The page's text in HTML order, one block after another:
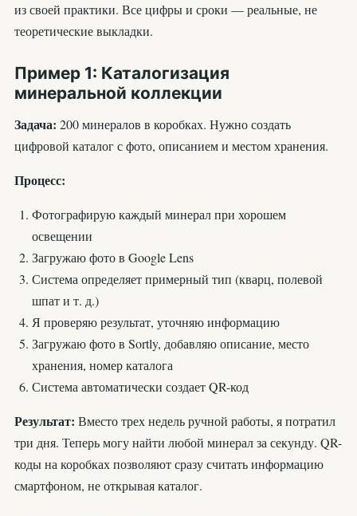
из своей практики. Все цифры и сроки — реальные, не
теоретические выкладки.
Пример 1: Каталогизация
минеральной коллекции
Задача: 200 минералов в коробках. Нужно создать
цифровой каталог с фото, описанием и местом хранения.
Процесс:
Фотографирую каждый минерал при хорошем
освещении
Загружаю фото в Google Lens
Система определяет примерный тип (кварц, полевой
шпат и т. д.)
Я проверяю результат, уточняю информацию
Загружаю фото в Sortly, добавляю описание, место
хранения, номер каталога
Система автоматически создает QR-код
Результат: Вместо трех недель ручной работы, я потратил
три дня. Теперь могу найти любой минерал за секунду. QR-
коды на коробках позволяют сразу считать информацию
смартфоном, не открывая каталог.